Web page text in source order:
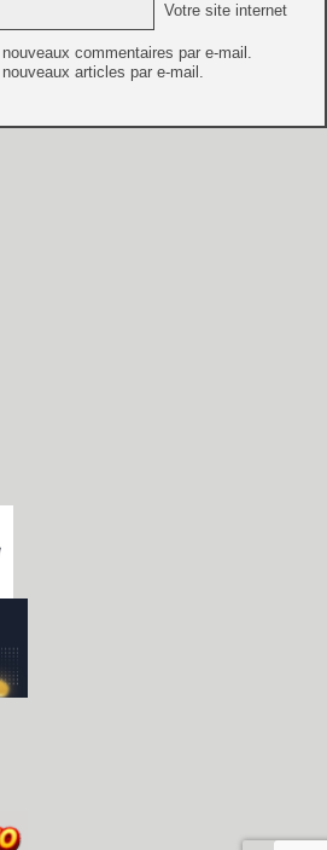
Votre site internet
commentaires par e-mail.
articles par e-mail.